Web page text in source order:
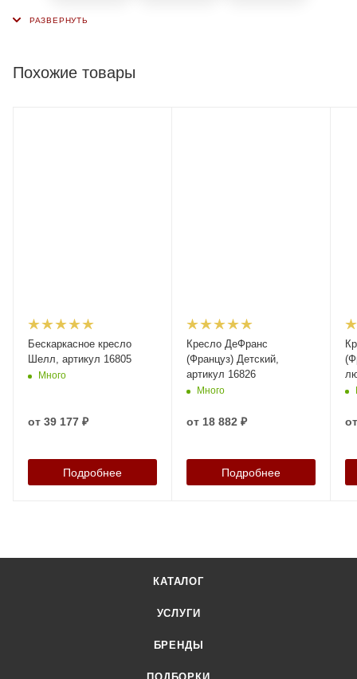
Похожие товары
Бескаркасное кресло
Шелл, артикул 16805
Много
от 39 177 ₽
Подробнее
Кресло ДеФранс
(Француз) Детский,
артикул 16826
Много
от 18 882 ₽
Подробнее
КАТАЛОГ
УСЛУГИ
БРЕНДЫ